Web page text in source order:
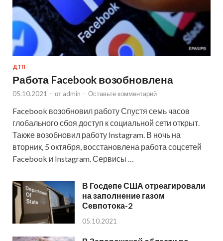
ДТП
Работа Facebook возобновлена
05.10.2021 - от admin - Оставьте комментарий
Facebook возобновил работу Спустя семь часов
глобального сбоя доступ к социальной сети открыт.
Также возобновил работу Instagram. В ночь на
вторник, 5 октября, восстановлена работа соцсетей
Facebook и Instagram. Сервисы …
В Госдепе США отреагировали
на заполнение газом
Севпотока-2
05.10.2021